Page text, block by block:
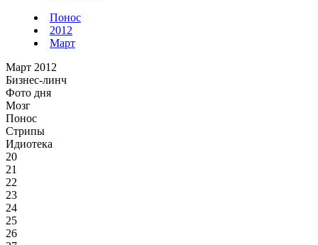
Понос
2012
Март
Март 2012
Бизнес-линч
Фото дня
Мозг
Понос
Стрипы
Идиотека
20
21
22
23
24
25
26